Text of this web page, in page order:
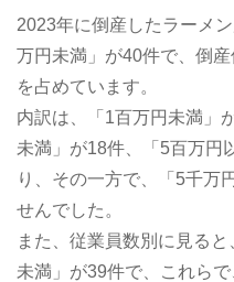
2023年に倒産したラーメ
万円未満」が40件で、倒
を占めています。
内訳は、「1百万円未満」
未満」が18件、「5百万円
り、その一方で、「5千万
せんでした。
また、従業員数別に見る
未満」が39件で、これら